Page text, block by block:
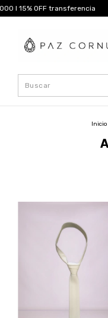
transferencia Envíos a
Inicio